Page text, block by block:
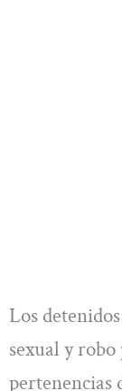
Los
sexual y
pertenencias